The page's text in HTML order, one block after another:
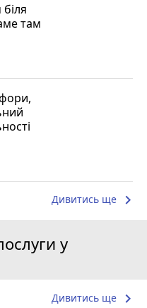
там
Дивитись ще keyboard_arrow_right
у
Дивитись ще keyboard_arrow_right